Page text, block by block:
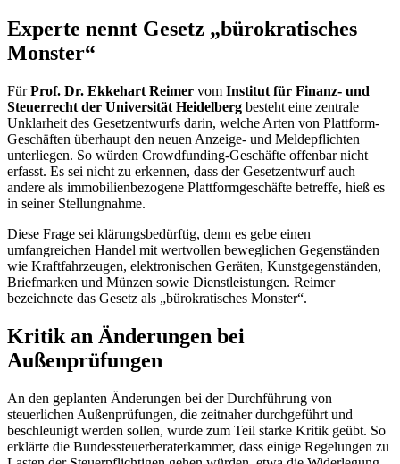
Experte nennt Gesetz „bürokratisches
Monster“
FürProf. Dr. Ekkehart Reimer vom Institut für Finanz- und
Steuerrecht der Universität Heidelberg besteht eine zentrale
Unklarheit des Gesetzentwurfs darin, welche Arten von Plattform-
Geschäften überhaupt den neuen Anzeige- und Meldepflichten
unterliegen. So würden Crowdfunding-Geschäfte offenbar nicht
erfasst. Es sei nicht zu erkennen, dass der Gesetzentwurf auch
andere als immobilienbezogene Plattformgeschäfte betreffe, hieß es
in seiner Stellungnahme.
Diese Frage sei klärungsbedürftig, denn es gebe einen
umfangreichen Handel mit wertvollen beweglichen Gegenständen
wie Kraftfahrzeugen, elektronischen Geräten, Kunstgegenständen,
Briefmarken und Münzen sowie Dienstleistungen. Reimer
bezeichnete das Gesetz als „bürokratisches Monster“.
Kritik an Änderungen bei
Außenprüfungen
An den geplanten Änderungen bei der Durchführung von
steuerlichen Außenprüfungen, die zeitnaher durchgeführt und
beschleunigt werden sollen, wurde zum Teil starke Kritik geübt. So
erklärte die Bundessteuerberaterkammer, dass einige Regelungen zu